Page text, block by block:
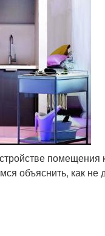
помещения
объяснить, как не